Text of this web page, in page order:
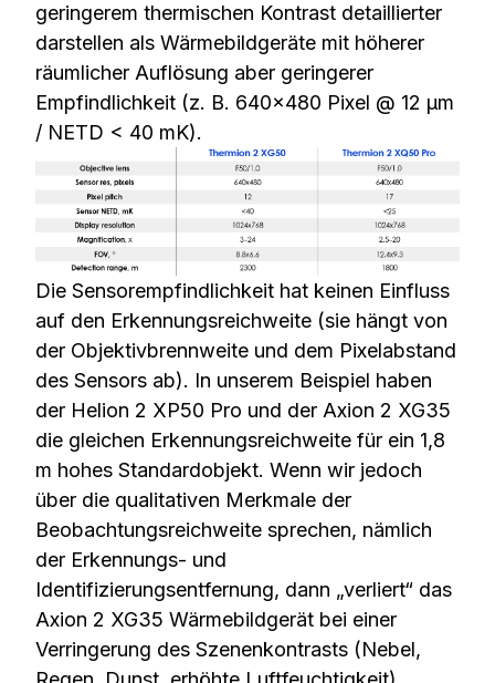
geringerem thermischen Kontrast detaillierter
darstellen als Wärmebildgeräte mit höherer
räumlicher Auflösung aber geringerer
Empfindlichkeit (z. B. 640×480 Pixel @ 12 µm
/ NETD < 40 mK).
Die Sensorempfindlichkeit hat keinen Einfluss
auf den Erkennungsreichweite (sie hängt von
der Objektivbrennweite und dem Pixelabstand
des Sensors ab). In unserem Beispiel haben
der Helion 2 XP50 Pro und der Axion 2 XG35
die gleichen Erkennungsreichweite für ein 1,8
m hohes Standardobjekt. Wenn wir jedoch
über die qualitativen Merkmale der
Beobachtungsreichweite sprechen, nämlich
der Erkennungs- und
Identifizierungsentfernung, dann „verliert“ das
Axion 2 XG35 Wärmebildgerät bei einer
Verringerung des Szenenkontrasts (Nebel,